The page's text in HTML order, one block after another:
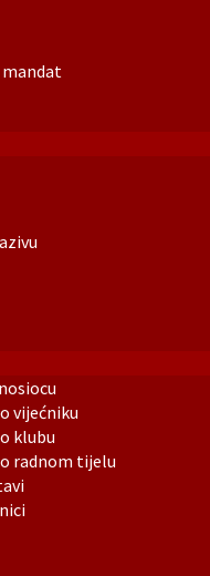
mandat
vijećniku
klubu
radnom tijelu